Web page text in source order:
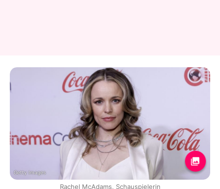
Getty Images
Rachel McAdams, Schauspielerin